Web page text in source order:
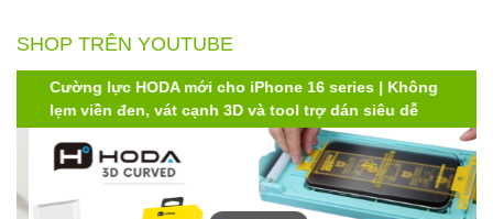
SHOP TRÊN YOUTUBE
Cường lực HODA mới cho iPhone 16 series | Không
lẹm viền đen, vát cạnh 3D và tool trợ dán siêu dễ